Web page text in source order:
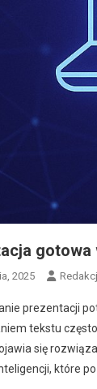
gotowa
2025
prezentacji
tekstu często
się
które